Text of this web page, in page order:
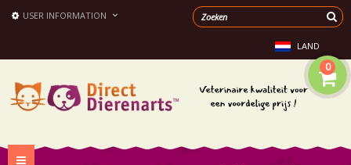
USER INFORMATION
LAND
0
Toggle